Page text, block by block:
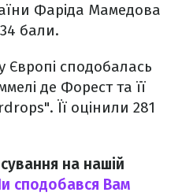
Фаріда Мамедова
бали.
Європі сподобалась
де Форест та її
Її оцінили 281
на нашій
сподобався Вам